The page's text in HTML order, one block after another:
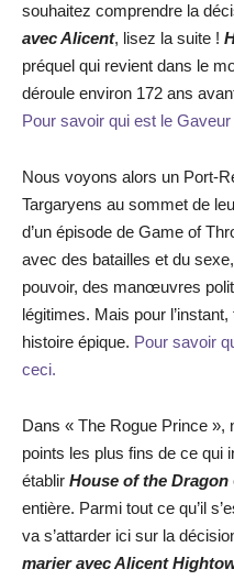
souhaitez comprendre la
avec Alicent, lisez la suite !
préquel qui revient dans le
déroule environ 172 ans
Pour savoir qui est le
Nous voyons alors un Port-
Targaryens au sommet de
d’un épisode de Game of
avec des batailles et du
pouvoir, des manœuvres
légitimes. Mais pour
histoire épique. Pour savoir
ceci.
Dans « The Rogue Prince
points les plus fins de ce qui
établir House of the Dragon
entière. Parmi tout ce qu’il
va s’attarder ici sur la
marier avec Alicent